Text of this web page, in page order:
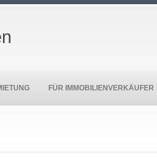
FÜR IMMOBILIENVERKÄUFER